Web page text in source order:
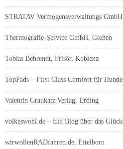
STRATAV Vermögensverwaltungs GmbH
Thermografie-Service GmbH, Gießen
Tobias Behrendt, Frisör, Koblenz
TopPads – First Class Comfort für Hunde
Valentin Graukatz Verlag, Erding
volkeswohl.de – Ein Blog über das Glück
wirwollenRADfahren.de, Eitelborn